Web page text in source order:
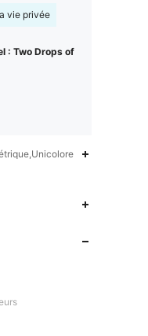
vie privée
: Two Drops of